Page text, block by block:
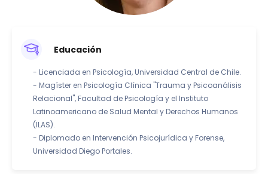
Educación
- Licenciada en Psicología, Universidad Central de Chile.
- Magíster en Psicología Clínica "Trauma y Psicoanálisis
Relacional", Facultad de Psicología y el Instituto
Latinoamericano de Salud Mental y Derechos Humanos
(ILAS).
- Diplomado en Intervención Psicojurídica y Forense,
Universidad Diego Portales.